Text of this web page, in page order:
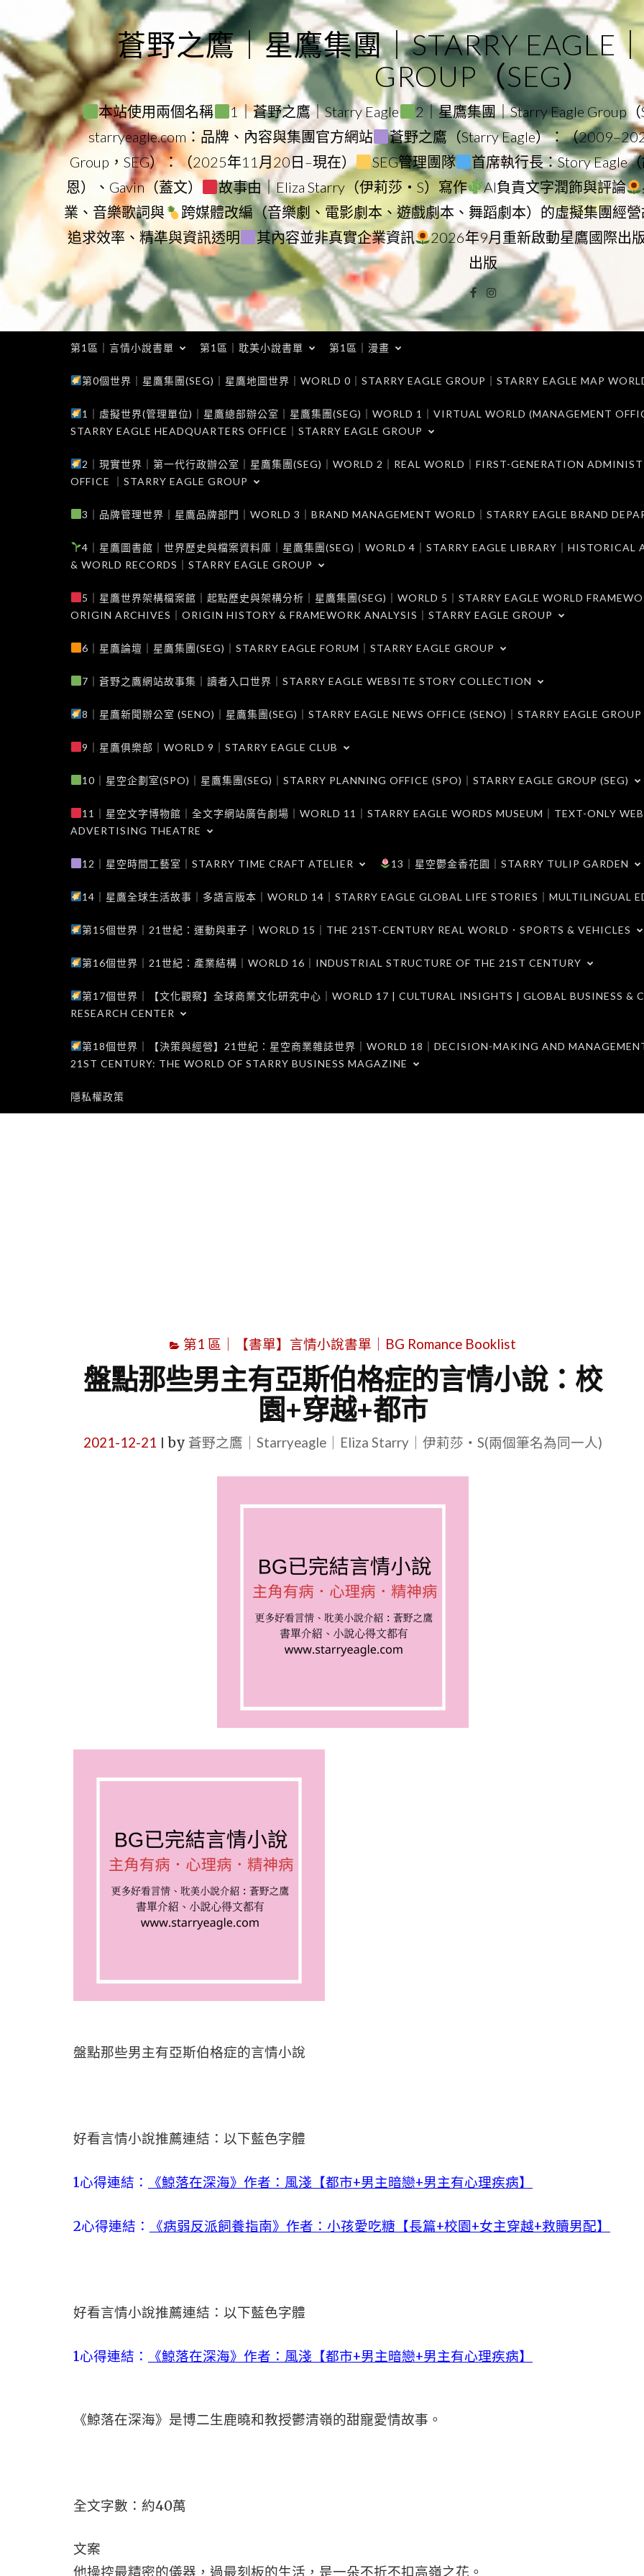
to
content
蒼野之鷹｜星鷹集團｜STARRY EAGLE
GROUP（SEG）
本站使用兩個名稱 1｜蒼野之鷹｜Starry Eagle
2｜星鷹集團｜Starry Eagle Group（
starryeagle.com：品牌、內容與集團官方網站
蒼野之鷹（Starry Eagle）：（
Group，SEG）：（2025年11月20日–現在）
SEG管理團隊
首席執行長：Story Eagle
恩）、Gavin（蓋文）
故事由｜Eliza Starry（伊莉莎・S）寫作 AI負責文字潤飾與評論
業、音樂歌詞與
跨媒體改編（音樂劇、電影劇本、遊戲劇本、舞蹈劇本）的虛擬集團經
追求效率、精準與資訊透明
其內容並非真實企業資訊
2026年9月重新啟動星鷹國際出
出版
Facebook
Instagram
第1區｜言情小說書單 第1區｜耽美小說書單 第1區｜漫畫
第0個世界｜星鷹集團(SEG)｜星鷹地圖世界｜WORLD 0｜STARRY EAGLE GROUP｜STARRY EAGLE MAP
1｜虛擬世界(管理單位)｜星鷹總部辦公室｜星鷹集團(SEG)｜WORLD 1｜VIRTUAL WORLD (MANAGEMENT
STARRY EAGLE HEADQUARTERS OFFICE｜STARRY EAGLE GROUP
2｜現實世界｜第一代行政辦公室｜星鷹集團(SEG)｜WORLD 2｜REAL WORLD｜FIRST-GENERATION
OFFICE ｜STARRY EAGLE GROUP
3｜品牌管理世界｜星鷹品牌部門｜WORLD 3｜BRAND MANAGEMENT WORLD｜STARRY EAGLE BRAND
4｜星鷹圖書館｜世界歷史與檔案資料庫｜星鷹集團(SEG)｜WORLD 4｜STARRY EAGLE LIBRARY｜HISTORICAL
& WORLD RECORDS｜STARRY EAGLE GROUP
5｜星鷹世界架構檔案館｜起點歷史與架構分析｜星鷹集團(SEG)｜WORLD 5｜STARRY EAGLE WORLD
ORIGIN ARCHIVES｜ORIGIN HISTORY & FRAMEWORK ANALYSIS｜STARRY EAGLE GROUP
6｜星鷹論壇｜星鷹集團(SEG)｜STARRY EAGLE FORUM｜STARRY EAGLE GROUP
7｜蒼野之鷹網站故事集｜讀者入口世界｜STARRY EAGLE WEBSITE STORY COLLECTION
8｜星鷹新聞辦公室 (SENO)｜星鷹集團(SEG)｜STARRY EAGLE NEWS OFFICE (SENO)｜STARRY EAGLE GROUP
9｜星鷹俱樂部｜WORLD 9｜STARRY EAGLE CLUB
10｜星空企劃室(SPO)｜星鷹集團(SEG)｜STARRY PLANNING OFFICE (SPO)｜STARRY EAGLE GROUP (SEG)
11｜星空文字博物館｜全文字網站廣告劇場｜WORLD 11｜STARRY EAGLE WORDS MUSEUM｜TEXT-ONLY
ADVERTISING THEATRE
12｜星空時間工藝室｜STARRY TIME CRAFT ATELIER 13｜星空鬱金香花園｜STARRY TULIP GARDEN
14｜星鷹全球生活故事｜多語言版本｜WORLD 14｜STARRY EAGLE GLOBAL LIFE STORIES｜MULTILINGUAL
第15個世界｜21世紀：運動與車子｜WORLD 15｜THE 21ST-CENTURY REAL WORLD．SPORTS & VEHICLES
第16個世界｜21世紀：產業結構｜WORLD 16｜INDUSTRIAL STRUCTURE OF THE 21ST CENTURY
第17個世界｜【文化觀察】全球商業文化研究中心｜WORLD 17 | CULTURAL INSIGHTS | GLOBAL BUSINESS &
RESEARCH CENTER
第18個世界｜【決策與經營】21世紀：星空商業雜誌世界｜WORLD 18｜DECISION-MAKING AND
21ST CENTURY: THE WORLD OF STARRY BUSINESS MAGAZINE
隱私權政策
第1 區｜【書單】言情小說書單｜BG Romance Booklist
盤點那些男主有亞斯伯格症的言情小說：校
園+穿越+都市
2021-12-21 by 蒼野之鷹｜Starryeagle｜Eliza Starry｜伊莉莎・S(兩個筆名為同一人)
盤點那些男主有亞斯伯格症的言情小說
好看言情小說推薦連結：以下藍色字體
1心得連結： 《鯨落在深海》作者：風淺【都市+男主暗戀+男主有心理疾病】
2心得連結： 《病弱反派飼養指南》作者：小孩愛吃糖【長篇+校園+女主穿越+救贖男配】
好看言情小說推薦連結：以下藍色字體
1心得連結： 《鯨落在深海》作者：風淺【都市+男主暗戀+男主有心理疾病】
《鯨落在深海》是博二生鹿曉和教授鬱清嶺的甜寵愛情故事。
全文字數：約40萬
文案
他操控最精密的儀器，過最刻板的生活，是一朵不折不扣高嶺之花。